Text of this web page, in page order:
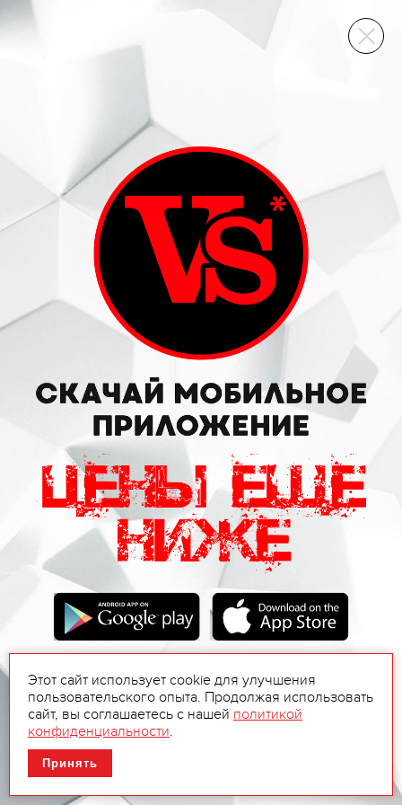
ВИННЫЙ СКЛАД
Этот сайт использует cookie для улучшения
пользовательского опыта. Продолжая использовать
сайт, вы соглашаетесь с нашей политикой
конфиденциальности.
Принять